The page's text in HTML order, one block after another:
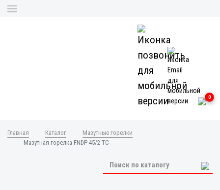
0
Главная Каталог
Мазутные горелки
Мазутная горелка FNDP 45/2 TC